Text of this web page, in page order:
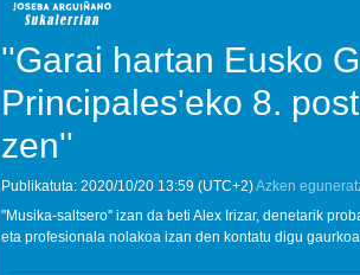
''Garai hartan Eusko
Principales'eko 8.
zen''
Publikatuta: 2020/10/20 13:59 (UTC+2)Azken
''Musika-saltsero'' izan da beti Alex Irizar, denetarik
eta profesionala nolakoa izan den kontatu digu